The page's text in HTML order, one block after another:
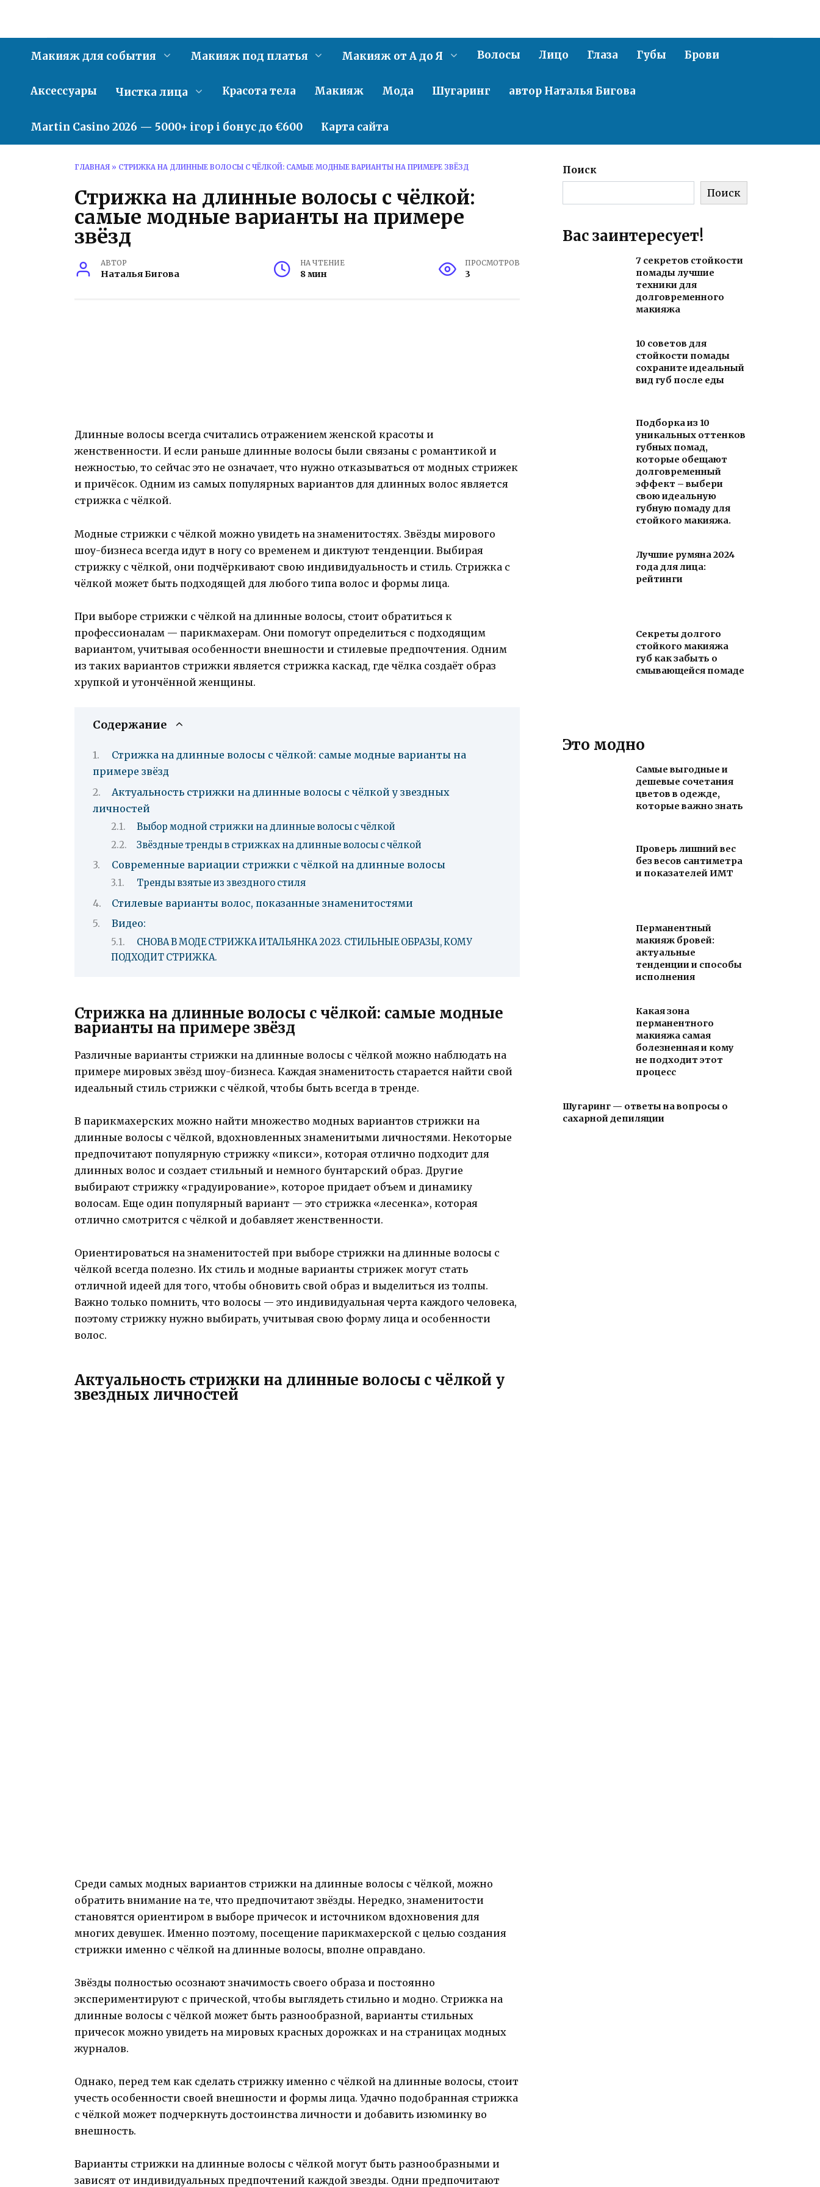
Макияж для события Макияж под платья Макияж от А до Я Волосы Лицо Глаза Губы Брови
Аксессуары Чистка лица Красота тела Макияж Мода Шугаринг автор Наталья Бигова
Martin Casino 2026 — 5000+ ігор і бонус до €600 Карта сайта
ГЛАВНАЯ » СТРИЖКА НА ДЛИННЫЕ ВОЛОСЫ С ЧЁЛКОЙ: САМЫЕ МОДНЫЕ ВАРИАНТЫ НА ПРИМЕРЕ ЗВЁЗД
Стрижка на длинные волосы с чёлкой:
самые модные варианты на примере
звёзд
АВТОР
Наталья Бигова
НА ЧТЕНИЕ
8 мин
ПРОСМОТРОВ
3
Длинные волосы всегда считались отражением женской красоты и
женственности. И если раньше длинные волосы были связаны с романтикой и
нежностью, то сейчас это не означает, что нужно отказываться от модных стрижек
и причёсок. Одним из самых популярных вариантов для длинных волос является
стрижка с чёлкой.
Модные стрижки с чёлкой можно увидеть на знаменитостях. Звёзды мирового
шоу-бизнеса всегда идут в ногу со временем и диктуют тенденции. Выбирая
стрижку с чёлкой, они подчёркивают свою индивидуальность и стиль. Стрижка с
чёлкой может быть подходящей для любого типа волос и формы лица.
При выборе стрижки с чёлкой на длинные волосы, стоит обратиться к
профессионалам — парикмахерам. Они помогут определиться с подходящим
вариантом, учитывая особенности внешности и стилевые предпочтения. Одним
из таких вариантов стрижки является стрижка каскад, где чёлка создаёт образ
хрупкой и утончённой женщины.
Содержание
Стрижка на длинные волосы с чёлкой: самые модные варианты на
примере звёзд
Актуальность стрижки на длинные волосы с чёлкой у звездных
личностей
Выбор модной стрижки на длинные волосы с чёлкой
Звёздные тренды в стрижках на длинные волосы с чёлкой
Современные вариации стрижки с чёлкой на длинные волосы
Тренды взятые из звездного стиля
Стилевые варианты волос, показанные знаменитостями
Видео:
СНОВА В МОДЕ СТРИЖКА ИТАЛЬЯНКА 2023. СТИЛЬНЫЕ ОБРАЗЫ, КОМУ
ПОДХОДИТ СТРИЖКА.
Стрижка на длинные волосы с чёлкой: самые модные
варианты на примере звёзд
Различные варианты стрижки на длинные волосы с чёлкой можно наблюдать на
примере мировых звёзд шоу-бизнеса. Каждая знаменитость старается найти свой
идеальный стиль стрижки с чёлкой, чтобы быть всегда в тренде.
В парикмахерских можно найти множество модных вариантов стрижки на
длинные волосы с чёлкой, вдохновленных знаменитыми личностями. Некоторые
предпочитают популярную стрижку «пикси», которая отлично подходит для
длинных волос и создает стильный и немного бунтарский образ. Другие
выбирают стрижку «градуирование», которое придает объем и динамику
волосам. Еще один популярный вариант — это стрижка «лесенка», которая
отлично смотрится с чёлкой и добавляет женственности.
Ориентироваться на знаменитостей при выборе стрижки на длинные волосы с
чёлкой всегда полезно. Их стиль и модные варианты стрижек могут стать
отличной идеей для того, чтобы обновить свой образ и выделиться из толпы.
Важно только помнить, что волосы — это индивидуальная черта каждого человека,
поэтому стрижку нужно выбирать, учитывая свою форму лица и особенности
волос.
Актуальность стрижки на длинные волосы с чёлкой у
звездных личностей
Среди самых модных вариантов стрижки на длинные волосы с чёлкой, можно
обратить внимание на те, что предпочитают звёзды. Нередко, знаменитости
становятся ориентиром в выборе причесок и источником вдохновения для
многих девушек. Именно поэтому, посещение парикмахерской с целью создания
стрижки именно с чёлкой на длинные волосы, вполне оправдано.
Звёзды полностью осознают значимость своего образа и постоянно
экспериментируют с прической, чтобы выглядеть стильно и модно. Стрижка на
длинные волосы с чёлкой может быть разнообразной, варианты стильных
причесок можно увидеть на мировых красных дорожках и на страницах модных
журналов.
Однако, перед тем как сделать стрижку именно с чёлкой на длинные волосы, стоит
учесть особенности своей внешности и формы лица. Удачно подобранная стрижка
с чёлкой может подчеркнуть достоинства личности и добавить изюминку во
внешность.
Варианты стрижки на длинные волосы с чёлкой могут быть разнообразными и
зависят от индивидуальных предпочтений каждой звезды. Одни предпочитают
Поиск
Поиск
Вас заинтересует!
7 секретов стойкости
помады лучшие
техники для
долговременного
макияжа
10 советов для
стойкости помады
сохраните идеальный
вид губ после еды
Подборка из 10
уникальных оттенков
губных помад,
которые обещают
долговременный
эффект – выбери
свою идеальную
губную помаду для
стойкого макияжа.
Лучшие румяна 2024
года для лица:
рейтинги
Секреты долгого
стойкого макияжа
губ как забыть о
смывающейся помаде
Это модно
Самые выгодные и
дешевые сочетания
цветов в одежде,
которые важно знать
Проверь лишний вес
без весов сантиметра
и показателей ИМТ
Перманентный
макияж бровей:
актуальные
тенденции и способы
исполнения
Какая зона
перманентного
макияжа самая
болезненная и кому
не подходит этот
процесс
Шугаринг — ответы на вопросы о
сахарной депиляции